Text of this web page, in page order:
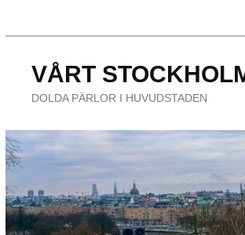
ÄTA UTE
VÅRT
DOLDA PÄRLOR I HUVUDSTADEN